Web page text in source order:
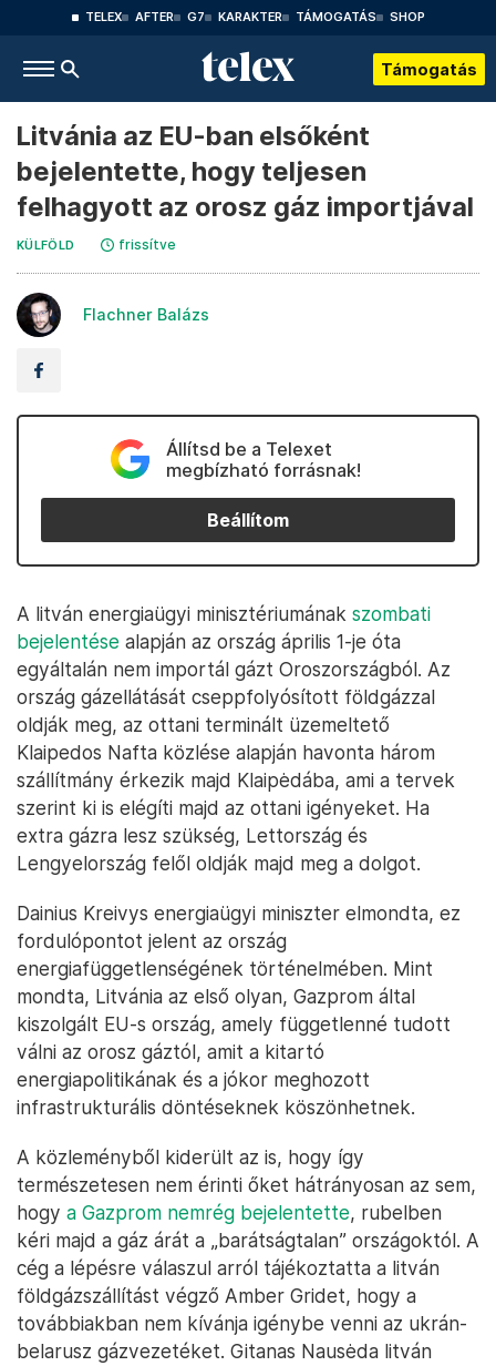
TELEX AFTER G7 KARAKTER TÁMOGATÁS SHOP
Támogatás
Litvánia az EU-ban elsőként
bejelentette, hogy teljesen
felhagyott az orosz gáz importjával
KÜLFÖLD frissítve
Flachner Balázs
Állítsd be a Telexet
megbízható forrásnak!
Beállítom
A litván energiaügyi minisztériumának szombati
bejelentése alapján az ország április 1-je óta
egyáltalán nem importál gázt Oroszországból. Az
ország gázellátását cseppfolyósított földgázzal
oldják meg, az ottani terminált üzemeltető
Klaipedos Nafta közlése alapján havonta három
szállítmány érkezik majd Klaipėdába, ami a tervek
szerint ki is elégíti majd az ottani igényeket. Ha
extra gázra lesz szükség, Lettország és
Lengyelország felől oldják majd meg a dolgot.
Dainius Kreivys energiaügyi miniszter elmondta, ez
fordulópontot jelent az ország
energiafüggetlenségének történelmében. Mint
mondta, Litvánia az első olyan, Gazprom által
kiszolgált EU-s ország, amely függetlenné tudott
válni az orosz gáztól, amit a kitartó
energiapolitikának és a jókor meghozott
infrastrukturális döntéseknek köszönhetnek.
A közleményből kiderült az is, hogy így
természetesen nem érinti őket hátrányosan az sem,
hogy a Gazprom nemrég bejelentette, rubelben
kéri majd a gáz árát a „barátságtalan” országoktól. A
cég a lépésre válaszul arról tájékoztatta a litván
földgázszállítást végző Amber Gridet, hogy a
továbbiakban nem kívánja igénybe venni az ukrán-
belarusz gázvezetéket. Gitanas Nausėda litván